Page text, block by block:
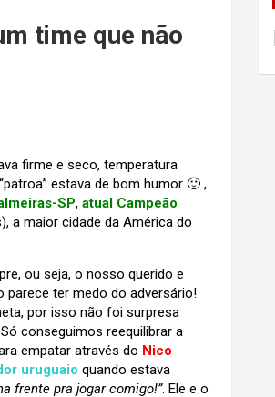
time que não
firme e seco, temperatura
estava de bom humor 🙂 ,
SP, atual Campeão
a maior cidade da América do
ou seja, o nosso querido e
parece ter medo do adversário!
por isso não foi surpresa
conseguimos reequilibrar a
empatar através do Nico
uruguaio quando estava
frente pra jogar comigo!”. Ele e o